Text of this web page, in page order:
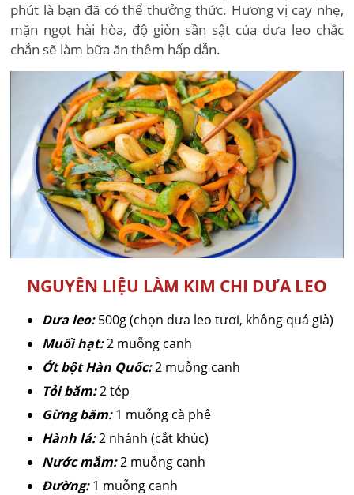
phút là bạn đã có thể thưởng thức. Hương vị cay nhẹ,
mặn ngọt hài hòa, độ giòn sần sật của dưa leo chắc
chắn sẽ làm bữa ăn thêm hấp dẫn.
NGUYÊN LIỆU LÀM KIM CHI DƯA LEO
Dưa leo:500g (chọn dưa leo tươi, không quá già)
Muối hạt:2 muỗng canh
Ớt bột Hàn Quốc:2 muỗng canh
Tỏi băm:2 tép
Gừng băm:1 muỗng cà phê
Hành lá:2 nhánh (cắt khúc)
Nước mắm:2 muỗng canh
Đường:1 muỗng canh